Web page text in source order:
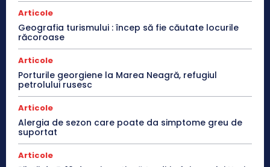
Articole
Geografia turismului : încep să fie căutate locurile
răcoroase
Articole
Porturile georgiene la Marea Neagră, refugiul
petrolului rusesc
Articole
Alergia de sezon care poate da simptome greu de
suportat
Articole